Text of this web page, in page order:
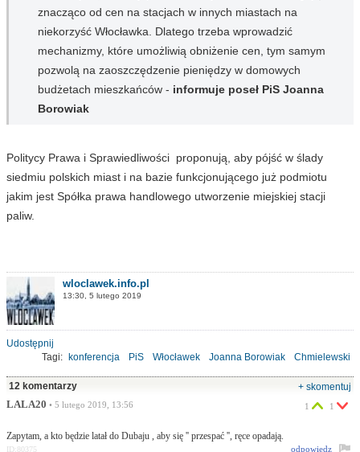
znacząco od cen na stacjach w innych miastach na
niekorzyść Włocławka. Dlatego trzeba wprowadzić
mechanizmy, które umożliwią obniżenie cen, tym samym
pozwolą na zaoszczędzenie pieniędzy w domowych
budżetach mieszkańców - informuje poseł PiS Joanna
Borowiak
Politycy Prawa i Sprawiedliwości proponują, aby pójść w ślady
siedmiu polskich miast i na bazie funkcjonującego już podmiotu
jakim jest Spółka prawa handlowego utworzenie miejskiej stacji
paliw.
wloclawek.info.pl
13:30, 5 lutego 2019
Udostępnij
Tagi: konferencja PiS Włocławek Joanna Borowiak
Chmielewski
paliwo
ceny
12 komentarzy
+ skomentuj
LALA20 • 5 lutego 2019, 13:56
Zapytam, a kto będzie latał do Dubaju , aby się '' przespać '', ręce opadają.
1 1
odpowiedz
ID:80375